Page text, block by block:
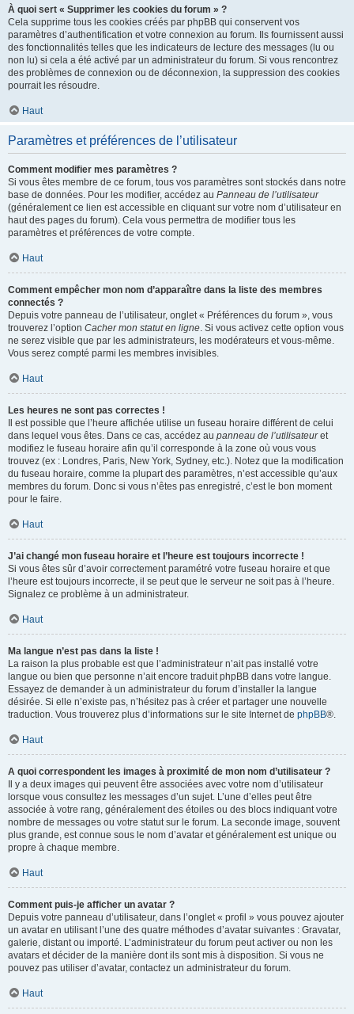
À quoi sert « Supprimer les cookies du forum » ?
Cela supprime tous les cookies créés par phpBB qui conservent vos
paramètres d’authentification et votre connexion au forum. Ils fournissent aussi
des fonctionnalités telles que les indicateurs de lecture des messages (lu ou
non lu) si cela a été activé par un administrateur du forum. Si vous rencontrez
des problèmes de connexion ou de déconnexion, la suppression des cookies
pourrait les résoudre.
Haut
Paramètres et préférences de l’utilisateur
Comment modifier mes paramètres ?
Si vous êtes membre de ce forum, tous vos paramètres sont stockés dans notre
base de données. Pour les modifier, accédez au Panneau de l’utilisateur
(généralement ce lien est accessible en cliquant sur votre nom d’utilisateur en
haut des pages du forum). Cela vous permettra de modifier tous les
paramètres et préférences de votre compte.
Haut
Comment empêcher mon nom d’apparaître dans la liste des membres
connectés ?
Depuis votre panneau de l’utilisateur, onglet « Préférences du forum », vous
trouverez l’option Cacher mon statut en ligne. Si vous activez cette option vous
ne serez visible que par les administrateurs, les modérateurs et vous-même.
Vous serez compté parmi les membres invisibles.
Haut
Les heures ne sont pas correctes !
Il est possible que l’heure affichée utilise un fuseau horaire différent de celui
dans lequel vous êtes. Dans ce cas, accédez au panneau de l’utilisateuret
modifiez le fuseau horaire afin qu’il corresponde à la zone où vous vous
trouvez (ex : Londres, Paris, New York, Sydney, etc.). Notez que la modification
du fuseau horaire, comme la plupart des paramètres, n’est accessible qu’aux
membres du forum. Donc si vous n’êtes pas enregistré, c’est le bon moment
pour le faire.
Haut
J’ai changé mon fuseau horaire et l’heure est toujours incorrecte !
Si vous êtes sûr d’avoir correctement paramétré votre fuseau horaire et que
l’heure est toujours incorrecte, il se peut que le serveur ne soit pas à l’heure.
Signalez ce problème à un administrateur.
Haut
Ma langue n’est pas dans la liste !
La raison la plus probable est que l’administrateur n’ait pas installé votre
langue ou bien que personne n’ait encore traduit phpBB dans votre langue.
Essayez de demander à un administrateur du forum d’installer la langue
désirée. Si elle n’existe pas, n’hésitez pas à créer et partager une nouvelle
traduction. Vous trouverez plus d’informations sur le site Internet de phpBB®.
Haut
A quoi correspondent les images à proximité de mon nom d’utilisateur ?
Il y a deux images qui peuvent être associées avec votre nom d’utilisateur
lorsque vous consultez les messages d’un sujet. L’une d’elles peut être
associée à votre rang, généralement des étoiles ou des blocs indiquant votre
nombre de messages ou votre statut sur le forum. La seconde image, souvent
plus grande, est connue sous le nom d’avatar et généralement est unique ou
propre à chaque membre.
Haut
Comment puis-je afficher un avatar ?
Depuis votre panneau d’utilisateur, dans l’onglet « profil » vous pouvez ajouter
un avatar en utilisant l’une des quatre méthodes d’avatar suivantes : Gravatar,
galerie, distant ou importé. L’administrateur du forum peut activer ou non les
avatars et décider de la manière dont ils sont mis à disposition. Si vous ne
pouvez pas utiliser d’avatar, contactez un administrateur du forum.
Haut